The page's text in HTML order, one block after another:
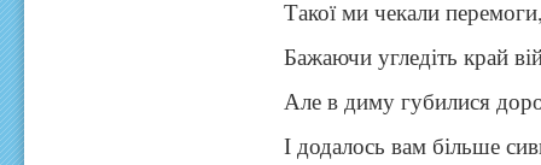
Такої ми чекали
Бажаючи угледіть край
Але в диму губилися
І додалось вам більше